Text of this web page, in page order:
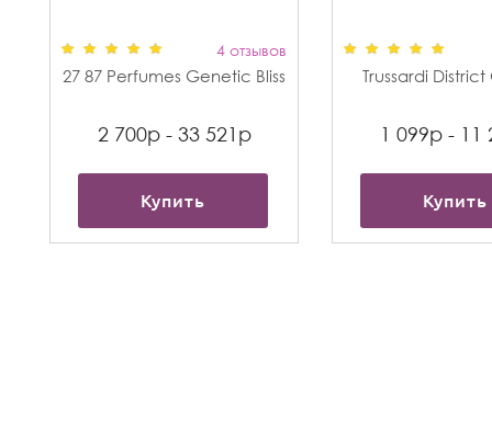
4 отзывов
27 87 Perfumes Genetic Bliss
2 700р - 33 521р
Купить
Trussardi
1 099р - 11
Купить